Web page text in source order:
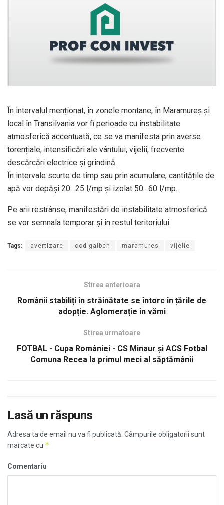
În intervalul menționat, în zonele montane, în Maramureș și
local în Transilvania vor fi perioade cu instabilitate
atmosferică accentuată, ce se va manifesta prin averse
torențiale, intensificări ale vântului, vijelii, frecvente
descărcări electrice și grindină.
În intervale scurte de timp sau prin acumulare, cantitățile de
apă vor depăși 20…25 l/mp și izolat 50…60 l/mp.
Pe arii restrânse, manifestări de instabilitate atmosferică
se vor semnala temporar și în restul teritoriului.
Tags: avertizare cod galben maramures vijelie
Stirea anterioara
Românii stabiliți în străinătate se întorc în țările de
adopție. Aglomerație în vămi
Stirea urmatoare
FOTBAL - Cupa României - CS Minaur și ACS Fotbal
Comuna Recea la primul meci al săptămânii
Lasă un răspuns
Adresa ta de email nu va fi publicată. Câmpurile obligatorii sunt
marcate cu *
Comentariu